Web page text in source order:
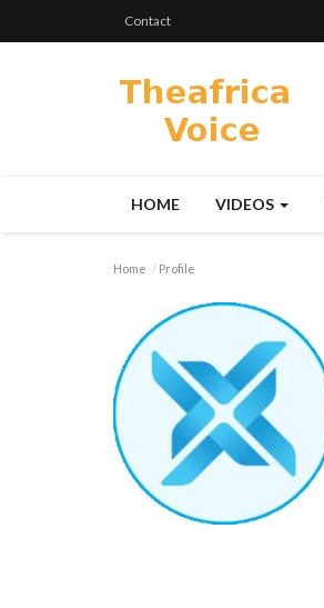
Contact
HOME VIDEOS
Home Profile